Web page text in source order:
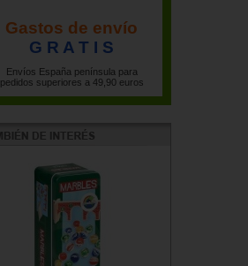
Gastos de envío
G R A T I S
Envíos España península para
pedidos superiores a 49,90 euros